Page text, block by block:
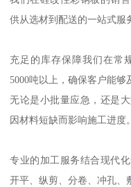
供从选材到配送的一站式服
充足的库存保障我们在常
5000吨以上，确保客户能够
无论是小批量应急，还是
因材料短缺而影响施工进度。
专业的加工服务结合现代
开平、纵剪、分卷、冲孔、